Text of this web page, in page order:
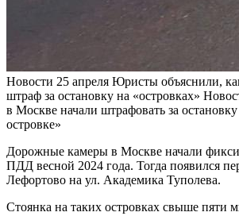
Новости 25 апреля Юристы объяснили,
штраф за остановку на «островках»
в Москве начали штрафовать за
островке»
Дорожные камеры в Москве начали
ПДД весной 2024 года. Тогда появился
Лефортово на ул. Академика Туполева.
Стоянка на таких островках свыше пяти